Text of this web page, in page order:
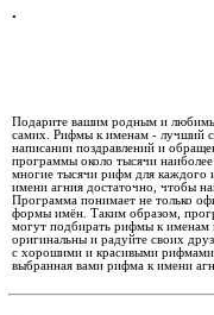
.
Подарите вашим родным и
самих. Рифмы к именам - лучший
написании поздравлений и
программы около тысячи
многие тысячи рифм для каждого
имени агния достаточно, чтобы
Программа понимает не только
формы имён. Таким образом,
могут подбирать рифмы к именам
оригинальны и радуйте своих
с хорошими и красивыми
выбранная вами рифма к имени